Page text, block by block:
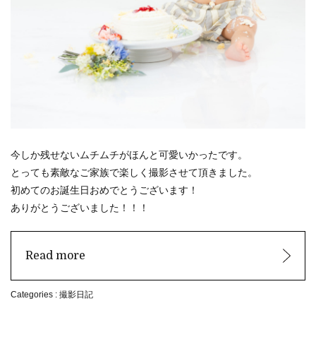
今しか残せないムチムチがほんと可愛いかったです。
とっても素敵なご家族で楽しく撮影させて頂きました。
初めてのお誕生日おめでとうございます！
ありがとうございました！！！
Read more
Categories : 撮影日記